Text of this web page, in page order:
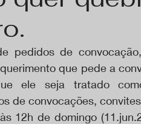
pedidos de
que pede a
ele seja tratado
de convocações,
12h de domingo